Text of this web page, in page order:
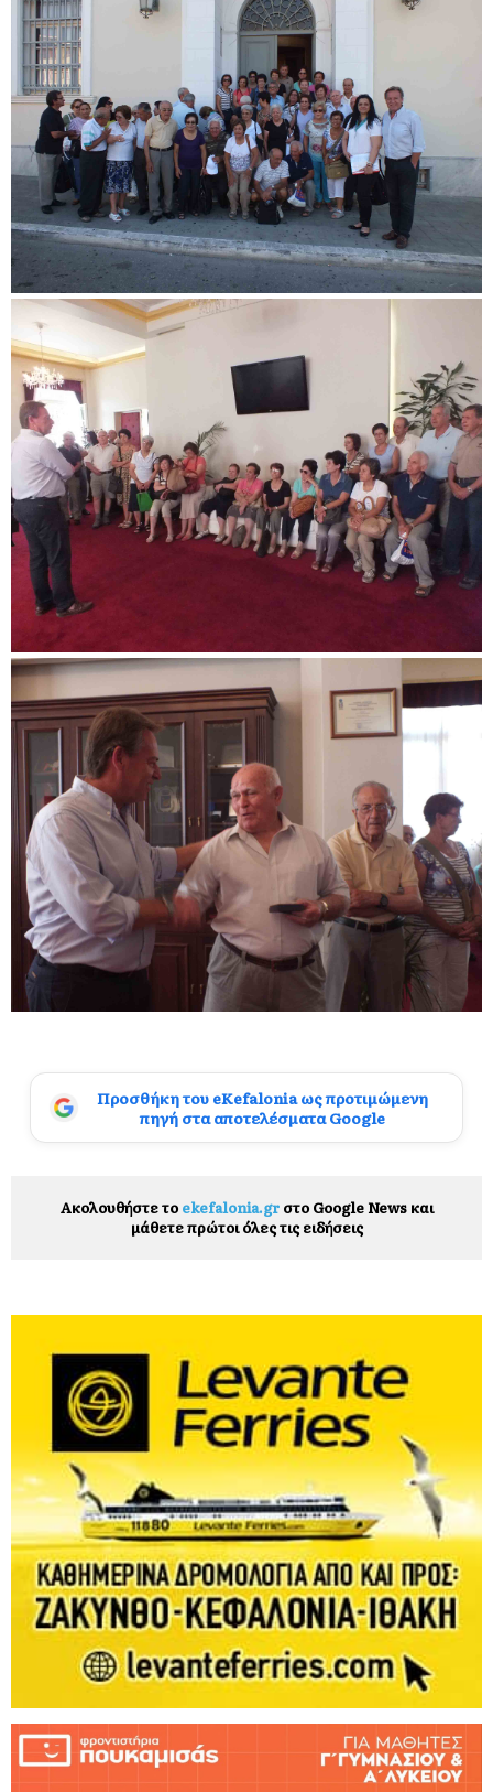
Προσθήκη του eKefalonia ως προτιμώμενη
πηγή στα αποτελέσματα Google
Ακολουθήστε το ekefalonia.grστο Google News και
μάθετε πρώτοι όλες τις ειδήσεις